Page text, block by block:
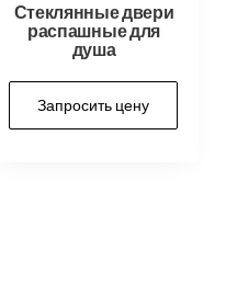
Стеклянные двери
распашные для
душа